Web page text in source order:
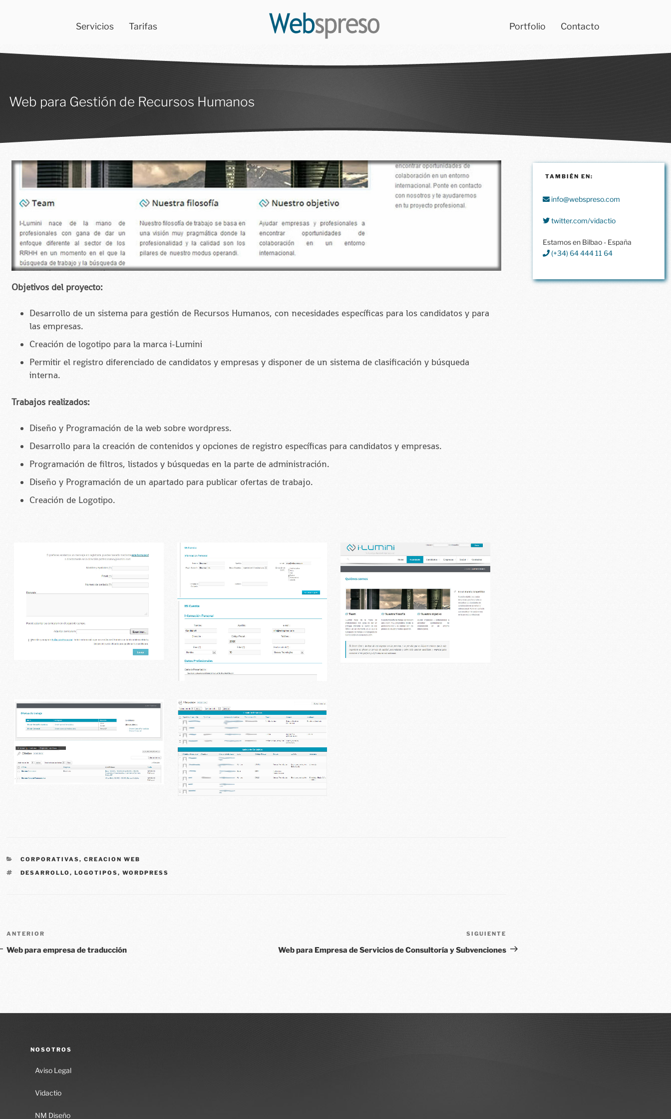
Servicios Tarifas Portfolio Contacto
Web para Gestión de Recursos Humanos
Objetivos del proyecto:
Desarrollo de un sistema para gestión de Recursos Humanos, con necesidades específicas para los candidatos y para
las empresas.
Creación de logotipo para la marca i-Lumini
Permitir el registro diferenciado de candidatos y empresas y disponer de un sistema de clasificación y búsqueda
interna.
Trabajos realizados:
Diseño y Programación de la web sobre wordpress.
Desarrollo para la creación de contenidos y opciones de registro específicas para candidatos y empresas.
Programación de filtros, listados y búsquedas en la parte de administración.
Diseño y Programación de un apartado para publicar ofertas de trabajo.
Creación de Logotipo.
CORPORATIVAS, CREACION WEB
DESARROLLO , LOGOTIPOS, WORDPRESS
ANTERIOR
Web para empresa de traducción
SIGUIENTE
Web para Empresa de Servicios de Consultoría y Subvenciones
TAMBIÉN EN:
info@webspreso.com
twitter.com/vidactio
Estamos en Bilbao - España
(+34) 64 444 11 64
NOSOTROS
Aviso Legal
Vidactio
NM Diseño